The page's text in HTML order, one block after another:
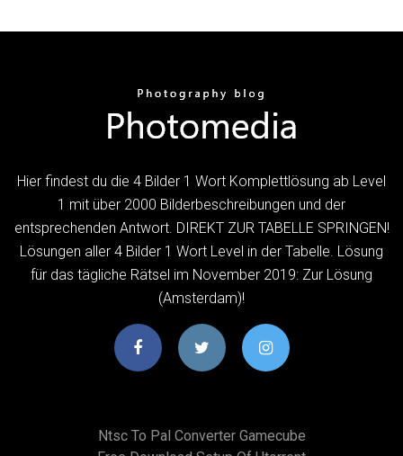
Hier findest du die 4 Bilder 1 Wort Komplettlösung ab Level
1 mit über 2000 Bilderbeschreibungen und der
entsprechenden Antwort. DIREKT ZUR TABELLE SPRINGEN!
Lösungen aller 4 Bilder 1 Wort Level in der Tabelle. Lösung
für das tägliche Rätsel im November 2019: Zur Lösung
(Amsterdam)!
Ntsc To Pal Converter Gamecube